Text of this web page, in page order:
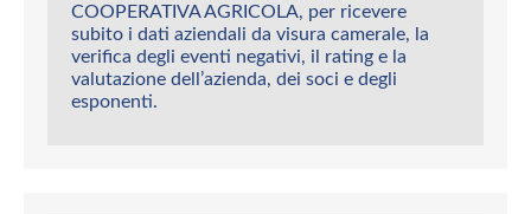
COOPERATIVA AGRICOLA, per ricevere
subito i dati aziendali da visura camerale, la
verifica degli eventi negativi, il rating e la
valutazione dell’azienda, dei soci e degli
esponenti.